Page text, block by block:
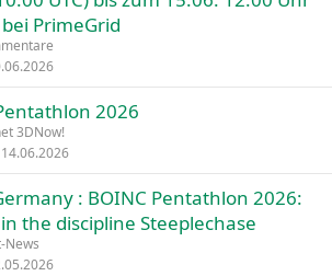
PrimeGrid
2026
3DNow!
14.06.2026
: BOINC Pentathlon 2026:
the discipline Steeplechase
News